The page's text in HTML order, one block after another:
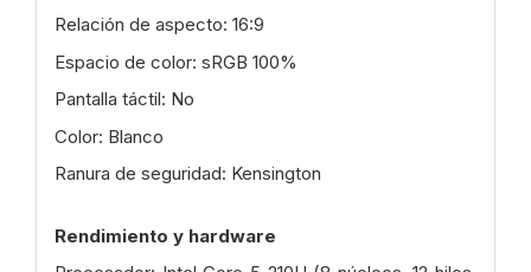
Relación de aspecto: 16:9
Espacio de color: sRGB 100%
Pantalla táctil: No
Color: Blanco
Ranura de seguridad: Kensington
Rendimiento y hardware